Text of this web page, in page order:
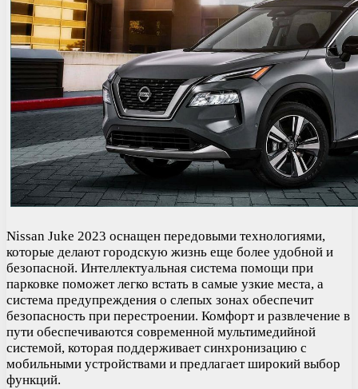
Nissan Juke 2023 оснащен передовыми технологиями,
которые делают городскую жизнь еще более удобной и
безопасной. Интеллектуальная система помощи при
парковке поможет легко встать в самые узкие места, а
система предупреждения о слепых зонах обеспечит
безопасность при перестроении. Комфорт и развлечение в
пути обеспечиваются современной мультимедийной
системой, которая поддерживает синхронизацию с
мобильными устройствами и предлагает широкий выбор
функций.